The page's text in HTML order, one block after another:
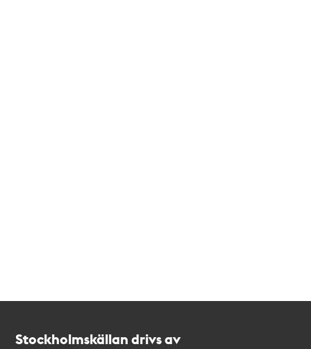
Stockholmskällan drivs av